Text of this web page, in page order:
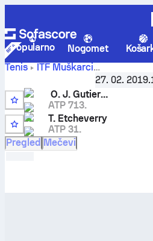
Popularno Nogomet
Tenis
ITF Muškarci
Faro, Singles M-ITF-POR-02A,
Jose Gutierrez -Tomas Martin
rezultati međusobnih susreta
27. 02. 2019.
Q
O. J. Gutierrez
ATP 713.
T. Etcheverry
ATP 31.
Pregled Mečevi